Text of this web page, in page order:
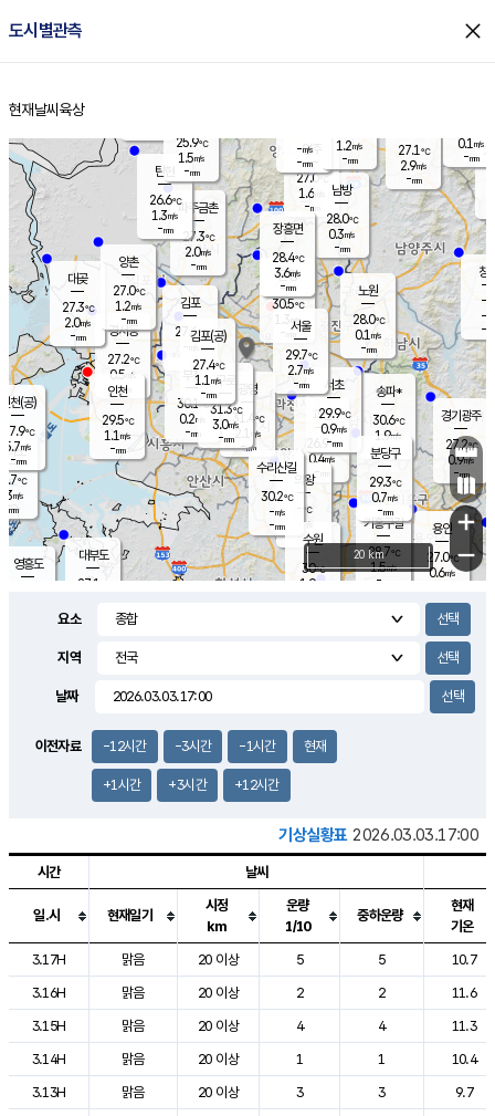
도시별관측 close
홈
현재날씨 육상
의도
℃
m/s
mm
영흥도
양주
27.0℃
1.6
-mm
과천
26.9℃
0.4m/s
- mm
용인
27.0℃
0.6m/s
경기광주
27.2℃
0.9m/s
-mm
1.2m/s
대부도
27.1
경서동
27.2℃
0.5 m/s
-mm
파주금촌
27.3℃
2.0m/s
-mm
27.1℃
2.9m/s
-mm
대곶
27.3℃
2.0m/s
-mm
창
-
-m/
-
탄현
26.6℃
1.3m/s
-mm
0.1 m/s
-mm
의왕
- ℃
m/s
mm
김포
27.6℃
-m/s
mm
광명
31.4 ℃
2.1 m/s
-mm
부천
30.1℃
0.2m/s
-mm
양촌
27.0℃
1.2m/s
-mm
구로
31.3℃
3.0m/s
-mm
은평
30.5℃
1.3 m/s
- mm
노원
28.0℃
0.1 m/s
-mm
송파*
30.6℃
1.9m/s
-mm
서초
29.9℃
0.9m/s
-mm
남방
28.0℃
0.3m/s
-mm
기흥구갈
28.7℃
1.5m/s
-
수리산길
30.2℃
-m/s
-mm
분당구
29.3℃
0.7m/s
-mm
장흥면
28.4℃
3.6m/s
-mm
-m/s
-mm
인천(공)
27.9℃
5.7m/s
-mm
김포(공)
27.4℃
1.1 m/s
-mm
수원
30℃
1.9m/s
인천
29.5℃
1.1 m/s
-mm
서울
29.7℃
2.7m/s
-mm
25.9℃
1.5m/s
-mm
1.2m/s
-mm
+
−
20 km
요소
지역
날짜
이전자료 -12시간 -3시간 -1시간 현재
+1시간 +3시간 +12시간
기상실황표 2026.03.03.17:00
도시별 기상실황표로 지점, 날씨, 기온, 강수, 바람, 기압등을 안내한 표입
시간 날씨
일.시 현재일기
시정
km
운량
1/10
중하운량
현재
기온
3.17H
맑음 20 이상 5 5
10.7
3.16H
맑음 20 이상 2 2
11.6
3.15H
맑음 20 이상 4 4
11.3
3.14H
맑음 20 이상 1 1
10.4
3.13H
맑음 20 이상 3 3
9.7